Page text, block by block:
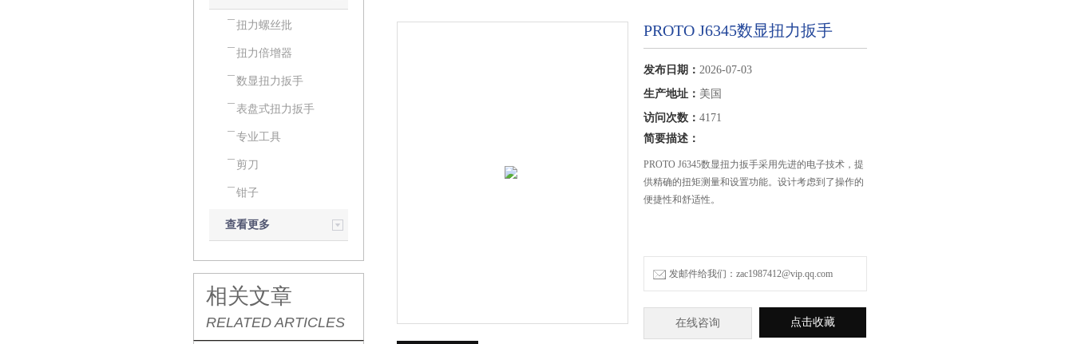
扭力螺丝批
扭力倍增器
数显扭力扳手
表盘式扭力扳手
专业工具
剪刀
钳子
查看更多
相关文章
RELATED ARTICLES
PROTO J6345数显扭力扳手
发布日期： 2026-07-03
生产地址： 美国
访问次数： 4171
简要描述：
PROTO J6345数显扭力扳手采用先进的电子技术，提
供精确的扭矩测量和设置功能。设计考虑到了操作的
便捷性和舒适性。
发邮件给我们：zac1987412@vip.qq.com
在线咨询 点击收藏